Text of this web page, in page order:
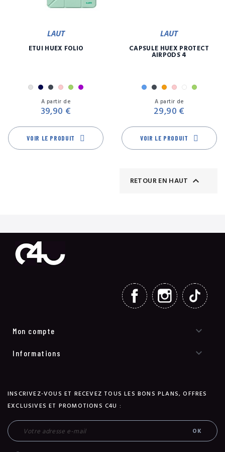
LAUT
ETUI HUEX FOLIO
GrisMarine
NoirRose
VertViolet
A partir de
39,90 €
VOIR LE PRODUIT
LAUT
CAPSULE HUEX PROTECT
AIRPODS 4
BleuNoirOrange
RoseVert
A partir de
29,90 €
VOIR LE PRODUIT
RETOUR EN HAUT 
FACEBOOK INSTAGRAM
Mon compte 
Informations 
INSCRIVEZ-VOUS ET RECEVEZ TOUS LES BONS PLANS, OFFRES
EXCLUSIVES ET PROMOTIONS C4U :